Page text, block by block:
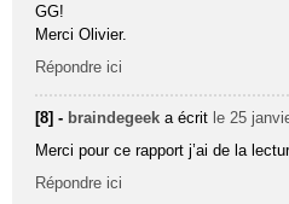
GG!
Merci Olivier.
Répondre ici
[8] - braindegeek a écrit le 25
Merci pour ce rapport j’ai de la
Répondre ici